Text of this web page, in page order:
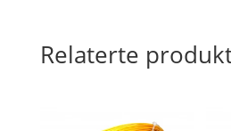
Relaterte